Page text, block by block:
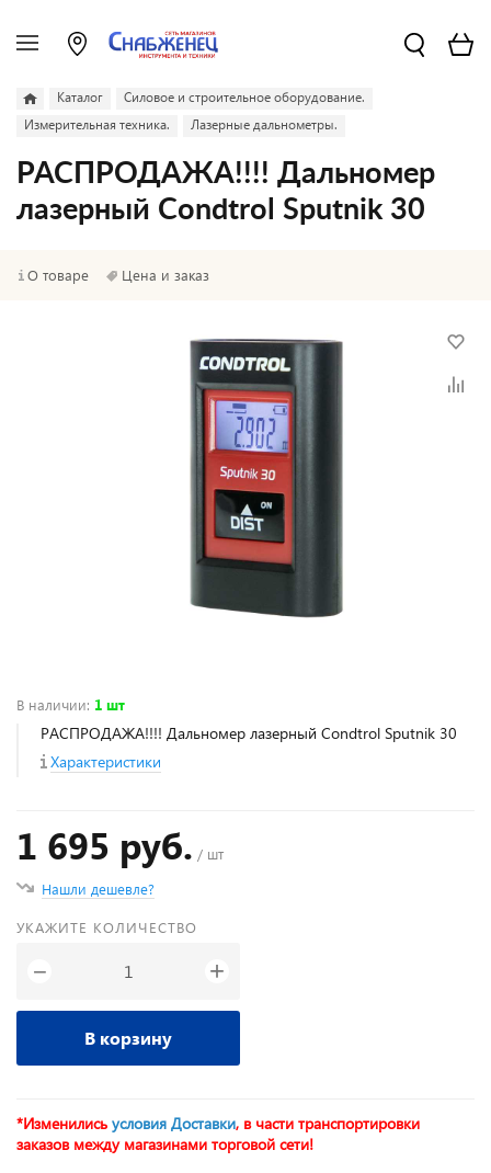
Каталог
Силовое и строительное оборудование.
Измерительная техника.
Лазерные дальнометры.
РАСПРОДАЖА!!!! Дальномер
лазерный Condtrol Sputnik 30
О товаре Цена и заказ
В наличии: 1 шт
РАСПРОДАЖА!!!! Дальномер лазерный Condtrol Sputnik 30
Характеристики
1 695 руб. / шт
Нашли дешевле?
УКАЖИТЕ КОЛИЧЕСТВО
− +
В корзину
*Изменились условия Доставки, в части транспортировки
заказов между магазинами торговой сети!